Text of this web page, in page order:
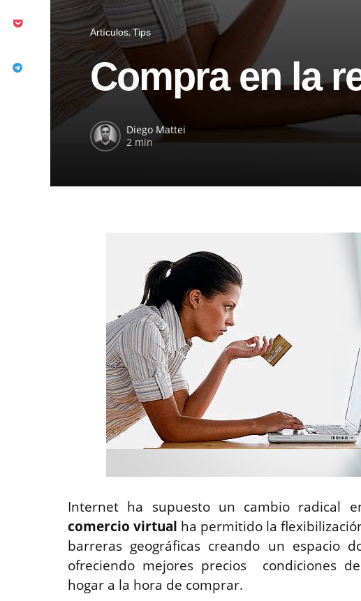
Artículos Tips
Compra en la
Diego Mattei
2 min
Internet ha supuesto un cambio radical
comercio virtual ha permitido la
barreras geográficas creando un espacio
ofreciendo mejores precios condiciones
hogar a la hora de comprar.